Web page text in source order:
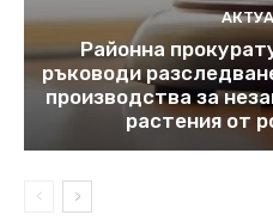
Районна
ръководи
производства за
растения от